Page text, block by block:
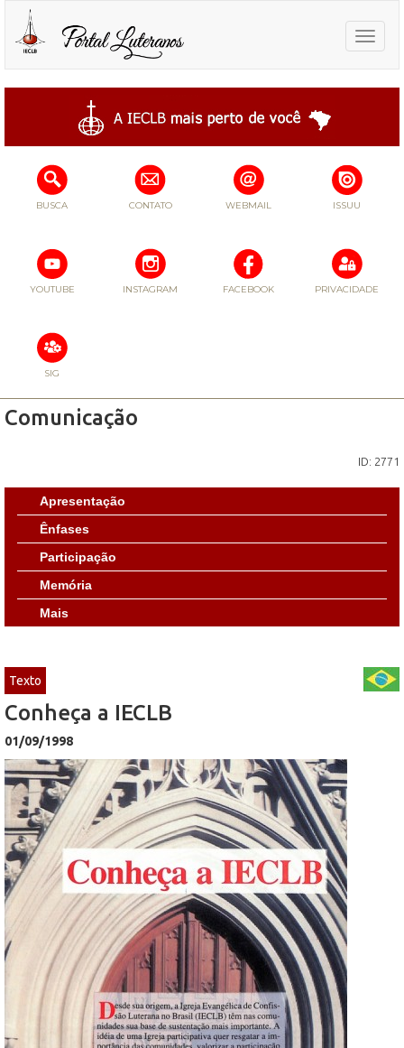
Toggle
BUSCA CONTATO WEBMAIL ISSUU
YOUTUBE INSTAGRAM FACEBOOK PRIVACIDADE
SIG
Comunicação
ID: 2771
Apresentação
Ênfases
Participação
Memória
Mais
Texto
Conheça a IECLB
01/09/1998